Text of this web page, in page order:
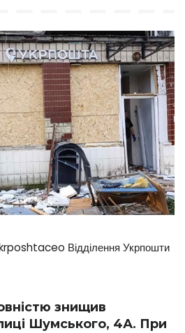
Відділення Укрпошти
знищив
Шумського, 4А. При